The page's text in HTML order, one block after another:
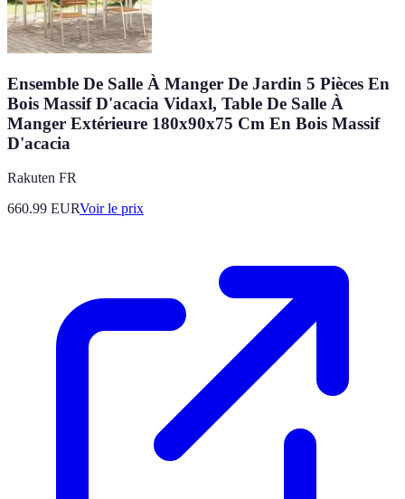
Ensemble De Salle À Manger De Jardin 5 Pièces En
Bois Massif D'acacia Vidaxl, Table De Salle À
Manger Extérieure 180x90x75 Cm En Bois Massif
D'acacia
Rakuten FR
660.99 EURVoir le prix